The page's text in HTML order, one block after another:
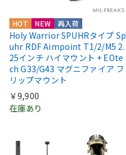
HOT NEW 再入荷
Holy Warrior SPUHRタイプ Sp
uhr RDF Aimpoint T1/2/M5 2.
25インチ ハイマウント + EOte
ch G33/G43 マグニファイア フ
リップマウント
￥9,900
在庫あり